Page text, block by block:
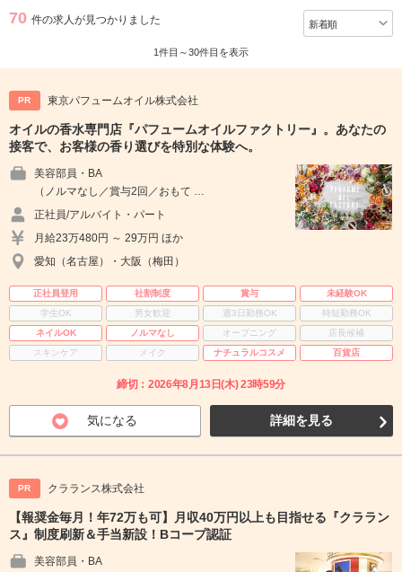
70 件の求人が見つかりました
1件目～30件目を表示
PR 東京パフュームオイル株式会社
オイルの香水専門店『パフュームオイルファクトリー』。あなたの
接客で、お客様の香り選びを特別な体験へ。
美容部員・BA
（ノルマなし／賞与2回／おもて …
正社員/アルバイト・パート
月給23万480円 ～ 29万円 ほか
愛知（名古屋）・大阪（梅田）
正社員登用 社割制度 賞与
未経験OK
学生OK
男女歓迎 週3日勤務OK
時短勤務OK
ネイルOK
ノルマなし オープニング
店長候補
スキンケア
メイク ナチュラルコスメ 百貨店
締切：2026年8月13日(木) 23時59分
気になる 詳細を見る
PR クラランス株式会社
【報奨金毎月！年72万も可】月収40万円以上も目指せる『クララン
ス』制度刷新＆手当新設！Bコープ認証
美容部員・BA